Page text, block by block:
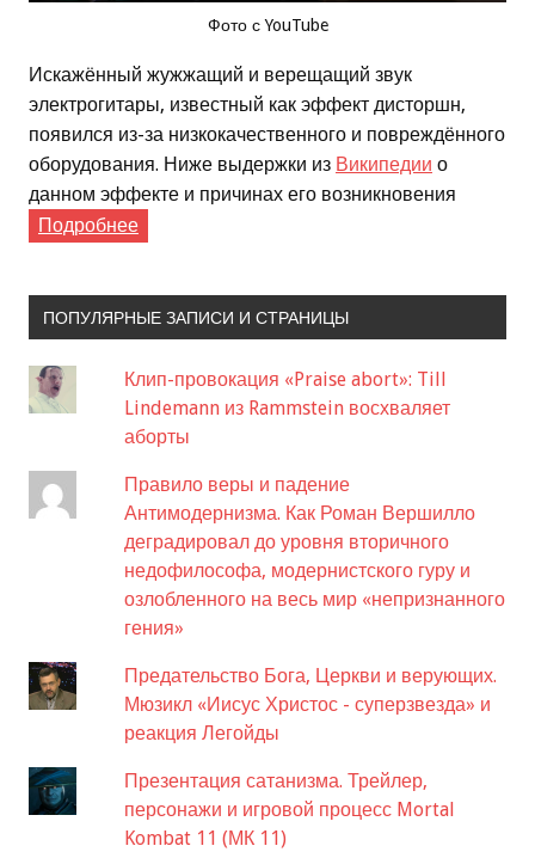
Фото с YouTube
Искажённый жужжащий и верещащий звук
электрогитары, известный как эффект дисторшн,
появился из-за низкокачественного и повреждённого
оборудования. Ниже выдержки из Википедии о
данном эффекте и причинах его возникновения
Подробнее
ПОПУЛЯРНЫЕ ЗАПИСИ И СТРАНИЦЫ
Клип-провокация «Praise abort»: Till
Lindemann из Rammstein восхваляет
аборты
Правило веры и падение
Антимодернизма. Как Роман Вершилло
деградировал до уровня вторичного
недофилософа, модернистского гуру и
озлобленного на весь мир «непризнанного
гения»
Предательство Бога, Церкви и верующих.
Мюзикл «Иисус Христос - суперзвезда» и
реакция Легойды
Презентация сатанизма. Трейлер,
персонажи и игровой процесс Mortal
Kombat 11 (МК 11)